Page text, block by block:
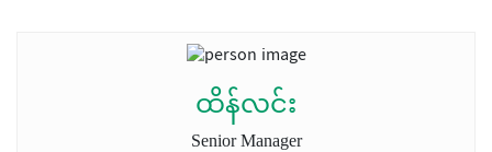
ထိန်လင်း
Senior Manager